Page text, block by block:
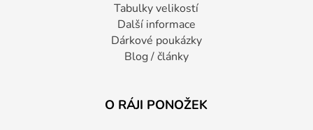
Tabulky velikostí
Další informace
Dárkové poukázky
Blog / články
O RÁJI PONOŽEK